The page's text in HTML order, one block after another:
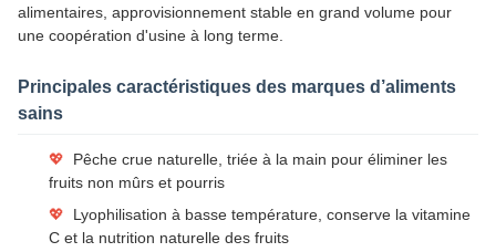
alimentaires, approvisionnement stable en grand volume pour
une coopération d'usine à long terme.
Principales caractéristiques des marques d’aliments
sains
💖
Pêche crue naturelle, triée à la main pour éliminer les
fruits non mûrs et pourris
💖
Lyophilisation à basse température, conserve la vitamine
C et la nutrition naturelle des fruits